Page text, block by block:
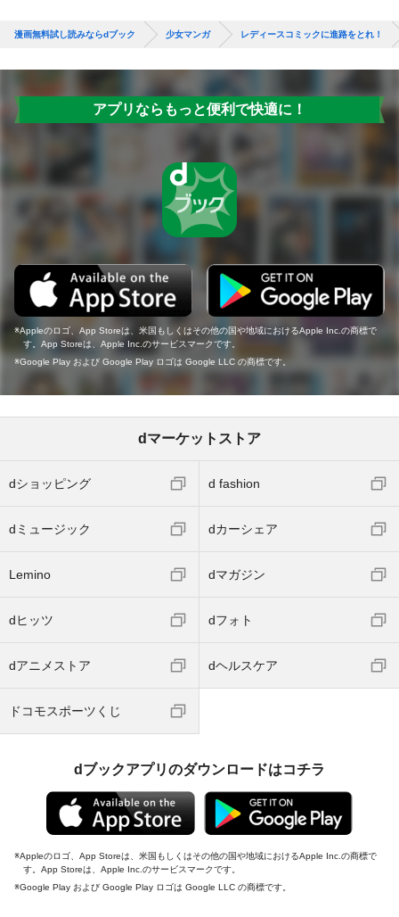
漫画無料試し読みならdブック 少女マンガ レディースコミックに進路をとれ！
アプリならもっと便利で快適に！
Appleのロゴ、App Storeは、米国もしくはその他の国や地域におけるApple Inc.の商標で
す。App Storeは、Apple Inc.のサービスマークです。
Google Play および Google Play ロゴは Google LLC の商標です。
dマーケットストア
dショッピング d fashion
dミュージック dカーシェア
Lemino dマガジン
dヒッツ dフォト
dアニメストア dヘルスケア
ドコモスポーツくじ
dブックアプリのダウンロードはコチラ
Appleのロゴ、App Storeは、米国もしくはその他の国や地域におけるApple Inc.の商標で
す。App Storeは、Apple Inc.のサービスマークです。
Google Play および Google Play ロゴは Google LLC の商標です。